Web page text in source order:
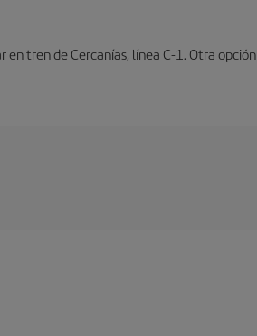
tren de Cercanías, línea C-1. Otra opción